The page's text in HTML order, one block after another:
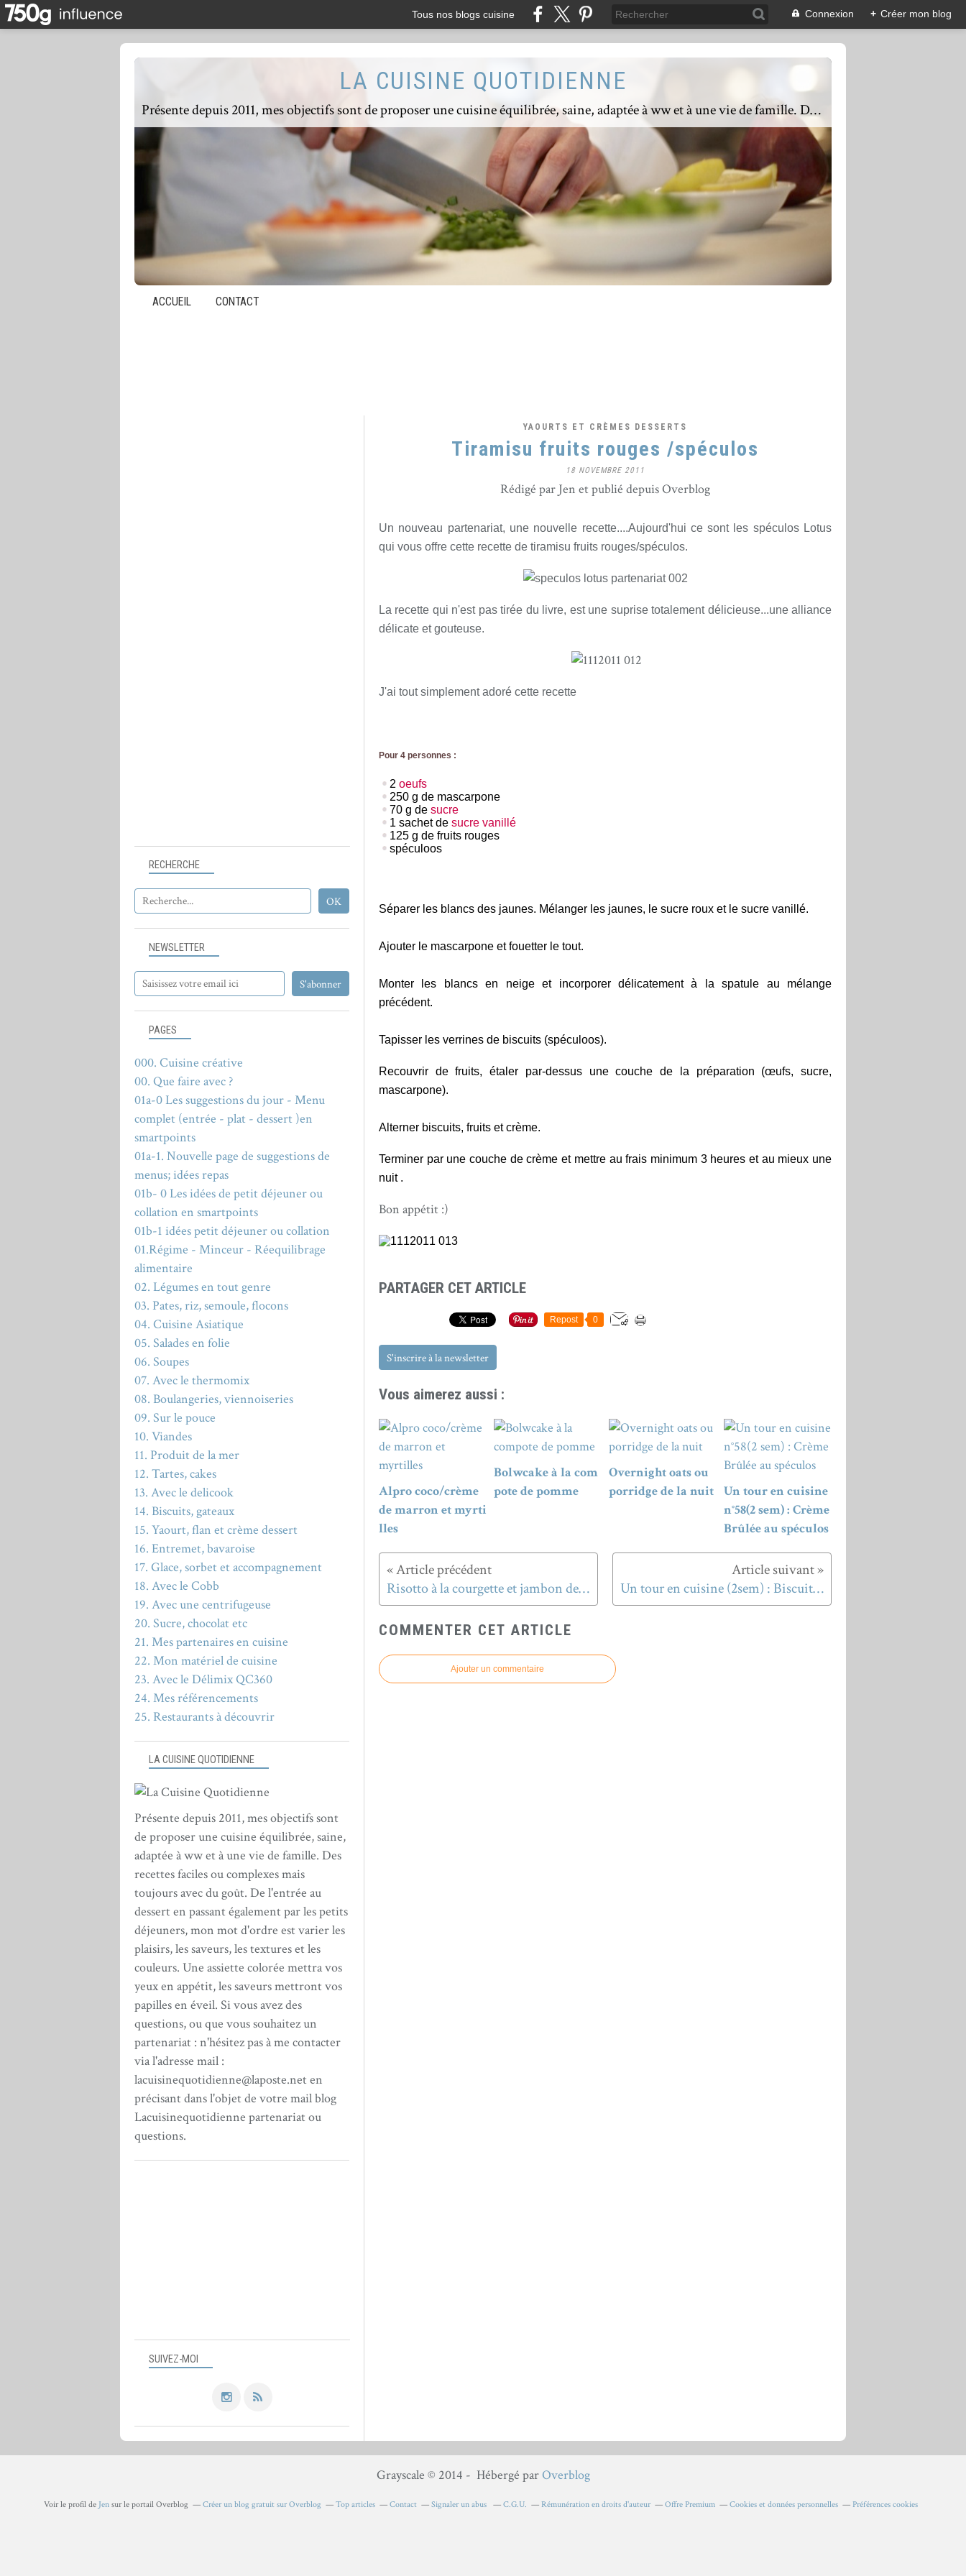
Tous nos blogs cuisine Connexion + Créer mon blog
LA CUISINE QUOTIDIENNE
Présente depuis 2011, mes objectifs sont de proposer une cuisine équilibrée, saine, adaptée à ww et à une vie de famille. Des recettes faciles ou complexes mais toujours avec du goût. De l'entrée au dessert en passant également par les petits déjeuners, mon mot d'ordre est varier les plaisirs, les saveurs, les textures et les couleurs. Une assiette colorée mettra vos yeux en appétit, les saveurs mettront vos papilles en éveil. Si vous avez des questions, ou que vous souhaitez un partenariat : n'hésitez pas à me contacter via l'adresse mail : lacuisinequotidienne@laposte.net en précisant dans l'objet de votre mail blog Lacuisinequotidienne partenariat ou questions.
ACCUEIL CONTACT
YAOURTS ET CRÈMES DESSERTS
Tiramisu fruits rouges /spéculos
18 NOVEMBRE 2011
Rédigé par Jen et publié depuis Overblog
Un nouveau partenariat, une nouvelle recette....Aujourd'hui ce sont les spéculos Lotus
qui vous offre cette recette de tiramisu fruits rouges/spéculos.
La recette qui n'est pas tirée du livre, est une suprise totalement délicieuse...une alliance
délicate et gouteuse.
J'ai tout simplement adoré cette recette
Pour 4 personnes :
2 oeufs
250 g de mascarpone
70 g de sucre
1 sachet de sucre vanillé
125 g de fruits rouges
spéculoos
Séparer les blancs des jaunes. Mélanger les jaunes, le sucre roux et le sucre vanillé.
Ajouter le mascarpone et fouetter le tout.
Monter les blancs en neige et incorporer délicatement à la spatule au mélange
précédent.
Tapisser les verrines de biscuits (spéculoos).
Recouvrir de fruits, étaler par-dessus une couche de la préparation (œufs, sucre,
mascarpone).
Alterner biscuits, fruits et crème.
Terminer par une couche de crème et mettre au frais minimum 3 heures et au mieux une
nuit .
Bon appétit :)
PARTAGER CET ARTICLE
Repost 0
S'inscrire à la newsletter
Vous aimerez aussi :
Alpro coco/crème
de marron et myrti
lles
Bolwcake à la com
pote de pomme
Overnight oats ou
porridge de la nuit
Un tour en cuisine
n°58(2 sem) : Crème
Brûlée au spéculos
Risotto à la courgette et jambon de poulet Un tour en cuisine (2sem) : Biscuits au chocolat façon macaron
COMMENTER CET ARTICLE
Ajouter un commentaire
NEWSLETTER
SUIVEZ-MOI
RECHERCHE
LA CUISINE QUOTIDIENNE
Présente depuis 2011, mes objectifs sont
de proposer une cuisine équilibrée, saine,
adaptée à ww et à une vie de famille. Des
recettes faciles ou complexes mais
toujours avec du goût. De l'entrée au
dessert en passant également par les petits
déjeuners, mon mot d'ordre est varier les
plaisirs, les saveurs, les textures et les
couleurs. Une assiette colorée mettra vos
yeux en appétit, les saveurs mettront vos
papilles en éveil. Si vous avez des
questions, ou que vous souhaitez un
partenariat : n'hésitez pas à me contacter
via l'adresse mail :
lacuisinequotidienne@laposte.net en
précisant dans l'objet de votre mail blog
Lacuisinequotidienne partenariat ou
questions.
PAGES
000. Cuisine créative
00. Que faire avec ?
01a-0 Les suggestions du jour - Menu
complet (entrée - plat - dessert )en
smartpoints
01a-1. Nouvelle page de suggestions de
menus; idées repas
01b- 0 Les idées de petit déjeuner ou
collation en smartpoints
01b-1 idées petit déjeuner ou collation
01.Régime - Minceur - Réequilibrage
alimentaire
02. Légumes en tout genre
03. Pates, riz, semoule, flocons
04. Cuisine Asiatique
05. Salades en folie
06. Soupes
07. Avec le thermomix
08. Boulangeries, viennoiseries
09. Sur le pouce
10. Viandes
11. Produit de la mer
12. Tartes, cakes
13. Avec le delicook
14. Biscuits, gateaux
15. Yaourt, flan et crème dessert
16. Entremet, bavaroise
17. Glace, sorbet et accompagnement
18. Avec le Cobb
19. Avec une centrifugeuse
20. Sucre, chocolat etc
21. Mes partenaires en cuisine
22. Mon matériel de cuisine
23. Avec le Délimix QC360
24. Mes référencements
25. Restaurants à découvrir
Grayscale © 2014 - Hébergé parOverblog
Voir le profil de Jen sur le portail Overblog Créer un blog gratuit sur Overblog Top articles Contact Signaler un abus C.G.U. Rémunération en droits d'auteur Offre Premium Cookies et données personnelles Préférences cookies